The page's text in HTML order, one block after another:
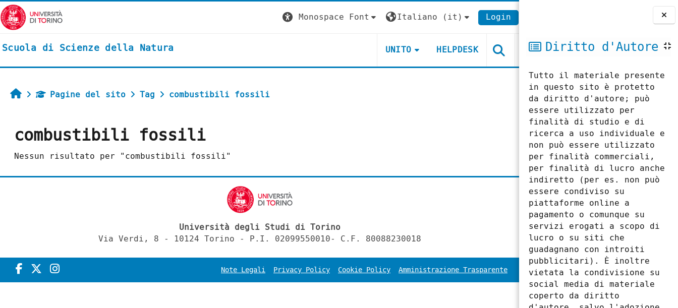
Vai al contenuto principale
Blocchi
Diritto d'Autore
Tutto il materiale presente
in questo sito è protetto
da diritto d'autore; può
essere utilizzato per
finalità di studio e di
ricerca a uso individuale e
non può essere utilizzato
per finalità commerciali,
per finalità di lucro anche
indiretto (per es. non può
essere condiviso su
piattaforme online a
pagamento o comunque su
servizi erogati a scopo di
lucro o su siti che
guadagnano con introiti
pubblicitari). È inoltre
vietata la condivisione su
social media di materiale
coperto da diritto
Monospace Font Italiano ‎(it)‎ Login
Scuola di Scienze della Natura UNITO HELPDESK
HomePagine del sito Tag combustibili fossili
combustibili fossili
Nessun risultato per "combustibili fossili"
Università degli Studi di Torino
Via Verdi, 8 - 10124 Torino - P.I. 02099550010- C.F. 80088230018
Note Legali Privacy Policy Cookie Policy Amministrazione Trasparente